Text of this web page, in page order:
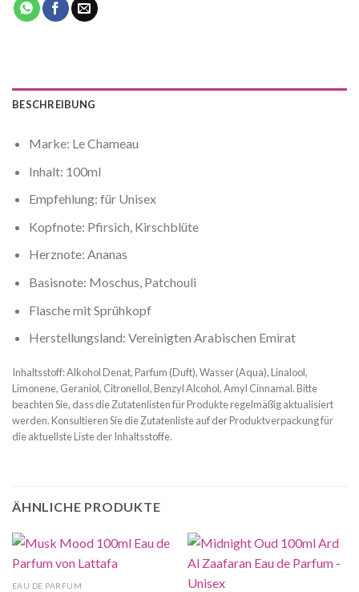
BESCHREIBUNG
Marke: Le Chameau
Inhalt: 100ml
Empfehlung: für Unisex
Kopfnote: Pfirsich, Kirschblüte
Herznote: Ananas
Basisnote: Moschus, Patchouli
Flasche mit Sprühkopf
Herstellungsland: Vereinigten Arabischen Emirat
Inhaltsstoff: Alkohol Denat, Parfum (Duft), Wasser (Aqua), Linalool,
Limonene, Geraniol, Citronellol, Benzyl Alcohol, Amyl Cinnamal. Bitte
beachten Sie, dass die Zutatenlisten für Produkte regelmäßig aktualisiert
werden. Konsultieren Sie die Zutatenliste auf der Produktverpackung für
die aktuellste Liste der Inhaltsstoffe.
ÄHNLICHE PRODUKTE
EAU DE PARFUM